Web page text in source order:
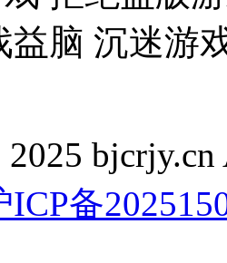
益脑 沉迷游
ICP备